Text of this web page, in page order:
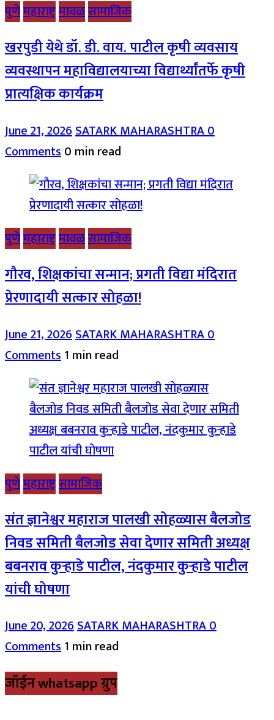
पुणेमहाराष्ट्रमावळसामाजिक
खरपुडी येथे डॉ. डी. वाय. पाटील कृषी व्यवसाय
व्यवस्थापन महाविद्यालयाच्या विद्यार्थ्यांतर्फे कृषी
प्रात्यक्षिक कार्यक्रम
June 21, 2026SATARK MAHARASHTRA0
Comments0 min read
पुणेमहाराष्ट्रमावळसामाजिक
गौरव, शिक्षकांचा सन्मान; प्रगती विद्या मंदिरात
प्रेरणादायी सत्कार सोहळा!
June 21, 2026SATARK MAHARASHTRA0
Comments1 min read
पुणेमहाराष्ट्रसामाजिक
संत ज्ञानेश्वर महाराज पालखी सोहळ्यास बैलजोड
निवड समिती बैलजोड सेवा देणार समिती अध्यक्ष
बबनराव कुऱ्हाडे पाटील, नंदकुमार कुऱ्हाडे पाटील
यांची घोषणा
June 20, 2026SATARK MAHARASHTRA0
Comments1 min read
जॉईन whatsapp ग्रुप